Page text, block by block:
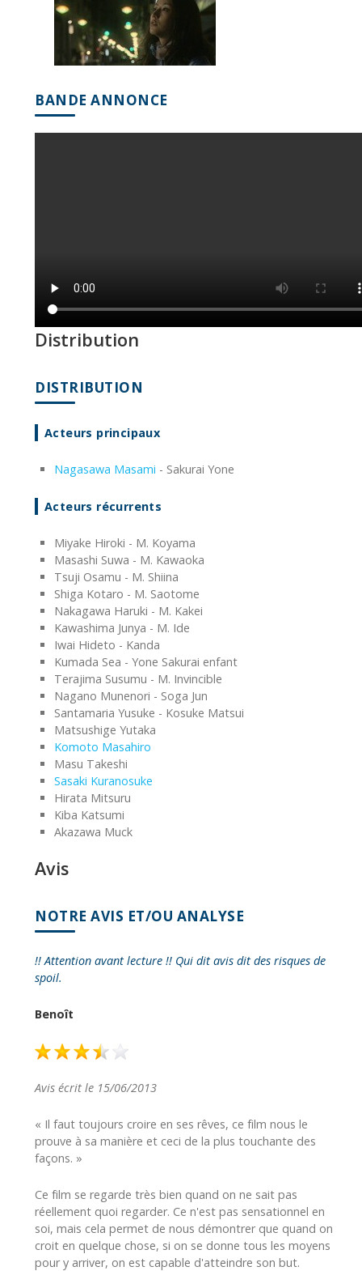
BANDE ANNONCE
Distribution
DISTRIBUTION
Acteurs principaux
Nagasawa Masami - Sakurai Yone
Acteurs récurrents
Miyake Hiroki - M. Koyama
Masashi Suwa - M. Kawaoka
Tsuji Osamu - M. Shiina
Shiga Kotaro - M. Saotome
Nakagawa Haruki - M. Kakei
Kawashima Junya - M. Ide
Iwai Hideto - Kanda
Kumada Sea - Yone Sakurai enfant
Terajima Susumu - M. Invincible
Nagano Munenori - Soga Jun
Santamaria Yusuke - Kosuke Matsui
Matsushige Yutaka
Komoto Masahiro
Masu Takeshi
Sasaki Kuranosuke
Hirata Mitsuru
Kiba Katsumi
Akazawa Muck
Avis
NOTRE AVIS ET/OU ANALYSE
!! Attention avant lecture !! Qui dit avis dit des risques de
spoil.
Benoît
Avis écrit le 15/06/2013
« Il faut toujours croire en ses rêves, ce film nous le
prouve à sa manière et ceci de la plus touchante des
façons. »
Ce film se regarde très bien quand on ne sait pas
réellement quoi regarder. Ce n'est pas sensationnel en
soi, mais cela permet de nous démontrer que quand on
croit en quelque chose, si on se donne tous les moyens
pour y arriver, on est capable d'atteindre son but.